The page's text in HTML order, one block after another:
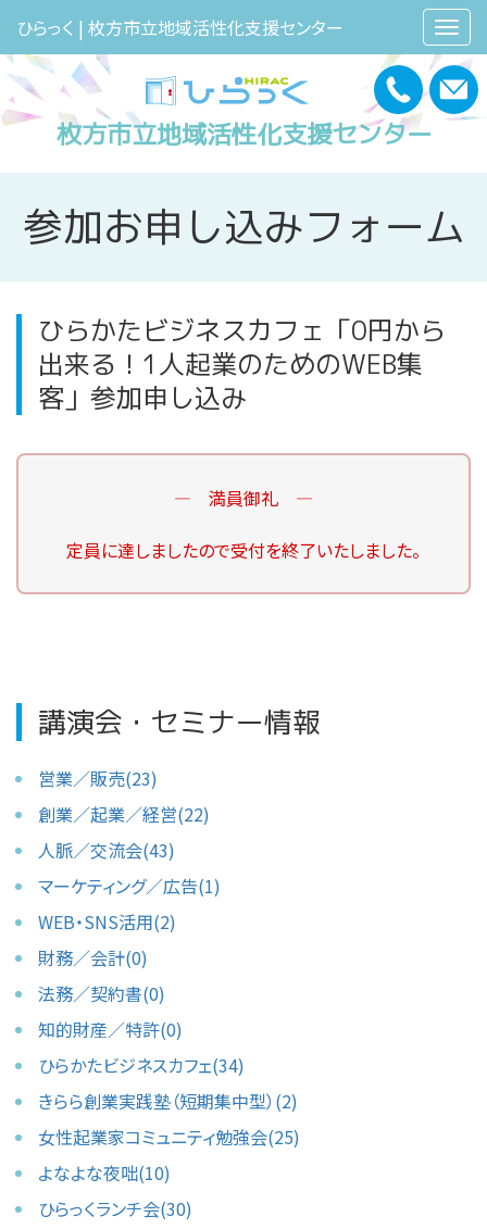
ひらっく | 枚方市立地域活性化支援センター
枚方市立地域活性化支援センター
参加お申し込みフォーム
ひらかたビジネスカフェ「0円から
出来る！1人起業のためのWEB集
客」参加申し込み
― 満員御礼 ―
定員に達しましたので受付を終了いたしました。
講演会・セミナー情報
営業／販売(23)
創業／起業／経営(22)
人脈／交流会(43)
マーケティング／広告(1)
WEB・SNS活用(2)
財務／会計(0)
法務／契約書(0)
知的財産／特許(0)
ひらかたビジネスカフェ(34)
きらら創業実践塾（短期集中型）(2)
女性起業家コミュニティ勉強会(25)
よなよな夜咄(10)
ひらっくランチ会(30)